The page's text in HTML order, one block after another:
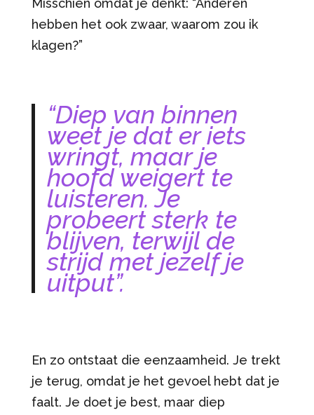
Misschien omdat je denkt: “Anderen
hebben het ook zwaar, waarom zou ik
klagen?”
“Diep van binnen
weet je dat er iets
wringt, maar je
hoofd weigert te
luisteren. Je
probeert sterk te
blijven, terwijl de
strijd met jezelf je
uitput”.
En zo ontstaat die eenzaamheid. Je trekt
je terug, omdat je het gevoel hebt dat je
faalt. Je doet je best, maar diep